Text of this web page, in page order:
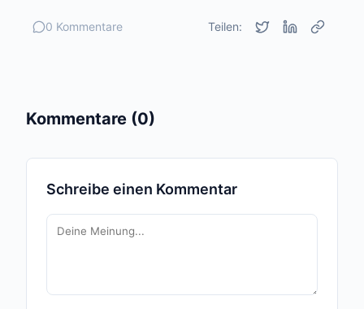
0 Kommentare Teilen:
Kommentare (0)
Schreibe einen Kommentar